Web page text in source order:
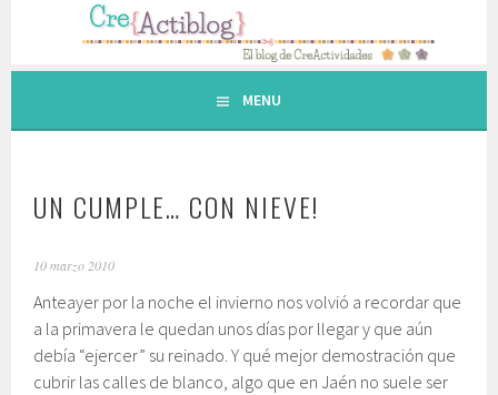
contenido.
MENU
UN CUMPLE… CON NIEVE!
10 marzo 2010
Anteayer por la noche el invierno nos volvió a recordar que
a la primavera le quedan unos días por llegar y que aún
debía “ejercer” su reinado. Y qué mejor demostración que
cubrir las calles de blanco, algo que en Jaén no suele ser